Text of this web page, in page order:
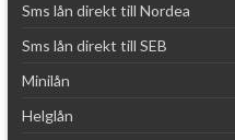
Sms lån direkt till Nordea
Sms lån direkt till SEB
Minilån
Helglån